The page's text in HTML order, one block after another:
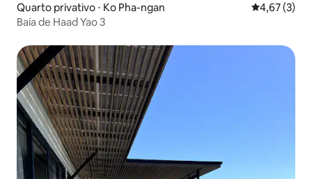
Quarto privativo ⋅ Ko Pha-ngan 4,67 de
4,67 (3)
Baía de Haad Yao 3